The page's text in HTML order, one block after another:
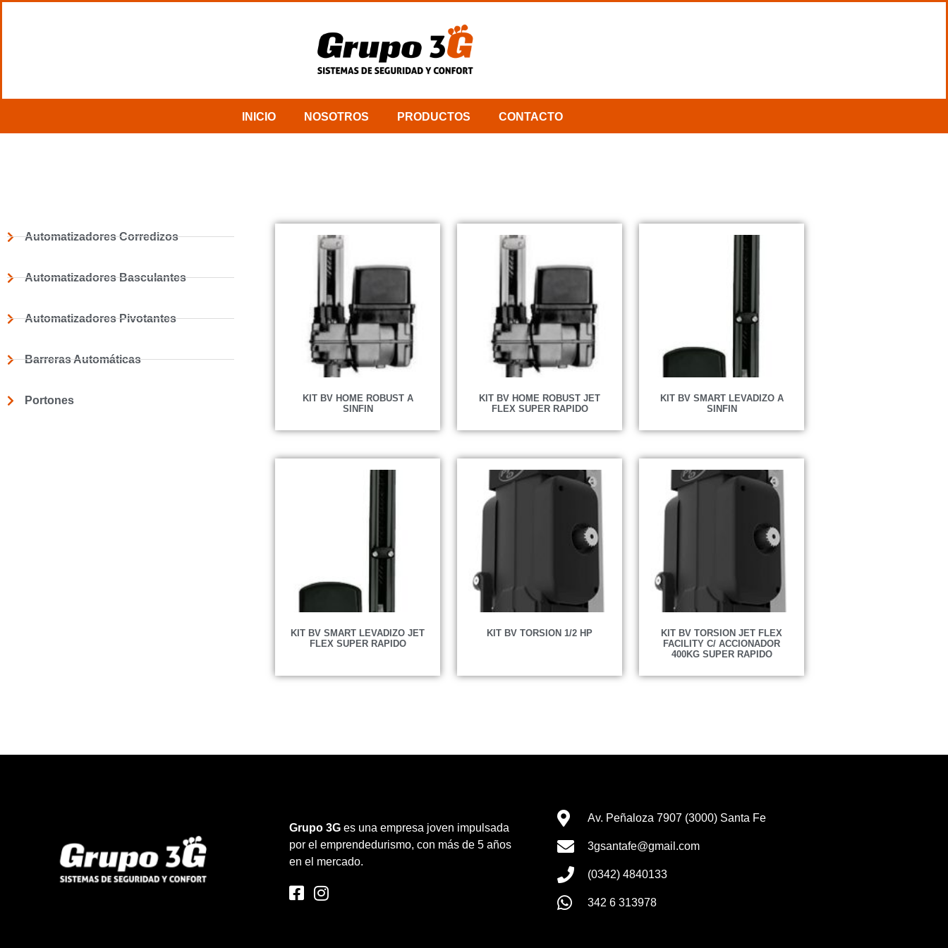
INICIO NOSOTROS PRODUCTOS CONTACTO
Automatizadores Corredizos
Automatizadores Basculantes
Automatizadores Pivotantes
Barreras Automáticas
Portones
KIT BV HOME ROBUST A
SINFIN
KIT BV HOME ROBUST JET
FLEX SUPER RAPIDO
KIT BV SMART LEVADIZO A
SINFIN
KIT BV SMART LEVADIZO JET
FLEX SUPER RAPIDO
KIT BV TORSION 1/2 HP
KIT BV TORSION JET FLEX
FACILITY C/ ACCIONADOR
400KG SUPER RAPIDO
Grupo 3Ges una empresa joven impulsada
por el emprendedurismo, con más de 5 años
en el mercado.
Av. Peñaloza 7907 (3000) Santa Fe
3gsantafe@gmail.com
(0342) 4840133
342 6 313978